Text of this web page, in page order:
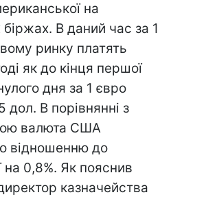
на
В даний час за 1
ринку платять
як до кінця першої
дня за 1 євро
дол. В порівнянні з
валюта США
відношенню до
на 0,8%. Як пояснив
казначейства